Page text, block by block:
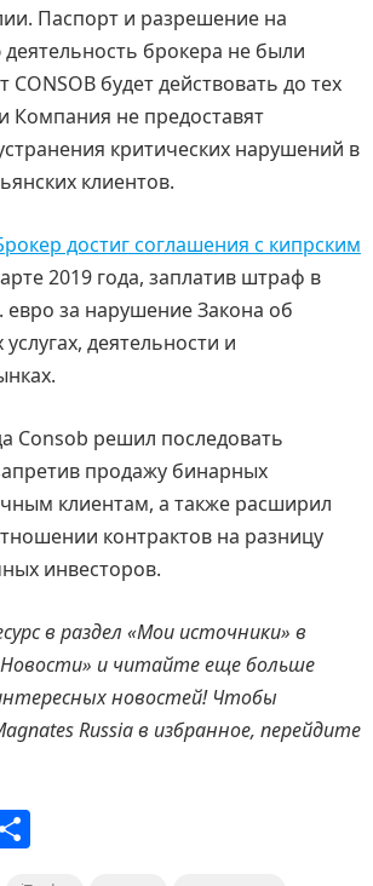
Паспорт и разрешение на
брокера не были
CONSOB будет действовать до тех
Компания не предоставят
критических нарушений в
клиентов.
достиг соглашения с кипрским
2019 года, заплатив штраф в
евро за нарушение Закона об
деятельности и
Consob решил последовать
продажу бинарных
клиентам, а также расширил
контрактов на разницу
инвесторов.
в раздел «Мои источники» в
Новости» и читайте еще больше
новостей! Чтобы
Russiaв избранное, перейдите
О